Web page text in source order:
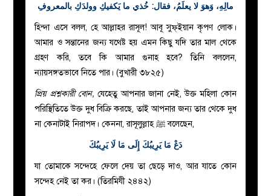
مالِهِ، وَهوَ لا يعلَمُ، فقال: خُذي ما يَكفيكِ وولدَكِ بالمعروفِ
হিন্দা এসে বলল, হে আল্লাহর রাসূল! আবূ সুফ্ইয়ান কৃপণ লোক।
আমার ও সন্তানের জন্য যথেষ্ট হয় এমন কিছু যদি তার মাল থেকে
গ্রহণ করি, তবে কি আমার গুনাহ হবে? তিনি বললেন,
ন্যায়সঙ্গতভাবে নিতে পার। (বুখারী ৩৮২৫)
প্রিয় প্রশ্নকারী বোন, যেহেতু আপনার জানা নেই, উক্ত মহিলা কোন
পরিস্থিতিতে উক্ত দুধ বিক্রি করছে, তাই আপনার জন্য তার থেকে দুধ
না কেনাটাই নিরাপদ। কেননা, রাসূলুল্লাহﷺবলেছেন,
دَعْ مَا يَرِيبُكَ إِلَى مَا لَا يَرِيبُكَ
যা তোমাকে সন্দেহে ফেলে দেয় তা ছেড়ে দাও, আর যাতে কোন
সন্দেহ নেই তা কর। (তিরমিযী ২৪৪২)